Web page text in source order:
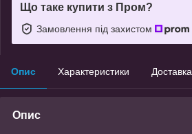
Що таке купити з Пром?
Замовлення під захистом
Опис Характеристики Доставка
Опис